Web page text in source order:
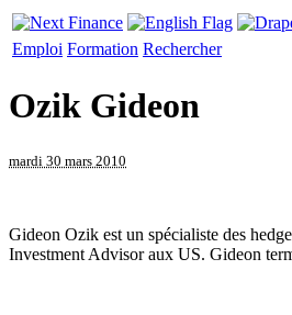
Emploi Formation Rechercher
Ozik Gideon
mardi 30 mars 2010
Gideon Ozik est un spécialiste des
Investment Advisor aux US. Gideon